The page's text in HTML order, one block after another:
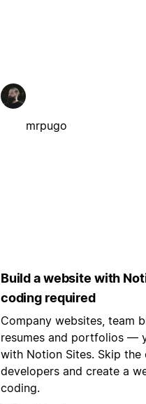
mrpugo
Build a website with
coding required
Company websites, team
resumes and portfolios —
with Notion Sites. Skip the
developers and create a
coding.